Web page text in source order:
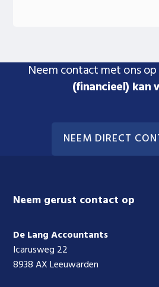
Neem contact met ons
(financieel) kan
NEEM DIRECT
Footer
Neem gerust contact op
De Lang Accountants
Icarusweg 22
8938 AX Leeuwarden